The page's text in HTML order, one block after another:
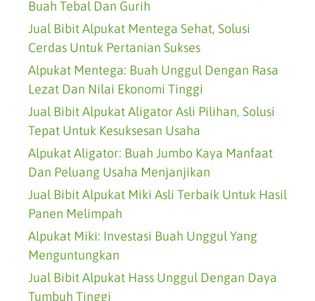
Buah Tebal Dan Gurih
Jual Bibit Alpukat Mentega Sehat, Solusi
Cerdas Untuk Pertanian Sukses
Alpukat Mentega: Buah Unggul Dengan Rasa
Lezat Dan Nilai Ekonomi Tinggi
Jual Bibit Alpukat Aligator Asli Pilihan, Solusi
Tepat Untuk Kesuksesan Usaha
Alpukat Aligator: Buah Jumbo Kaya Manfaat
Dan Peluang Usaha Menjanjikan
Jual Bibit Alpukat Miki Asli Terbaik Untuk Hasil
Panen Melimpah
Alpukat Miki: Investasi Buah Unggul Yang
Menguntungkan
Jual Bibit Alpukat Hass Unggul Dengan Daya
Tumbuh Tinggi